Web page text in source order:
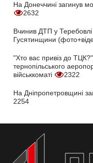
На Донеччині загинув
2632
Вчинив ДТП у Теребовлі
Гусятинщини
"Хто вас привіз до
тернопільського
військкоматі
2322
На Дніпропетровщині
2254